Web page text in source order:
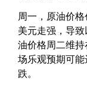
周一，原油价
美元走强，导
油价格周二维
场乐观预期可
跌。